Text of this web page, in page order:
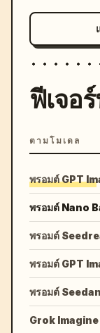
ฟีเจอ
ตามโมเดล
พรอมต์ GPT
พรอมต์ Nano
พรอมต์
พรอมต์ GPT
พรอมต์
Grok